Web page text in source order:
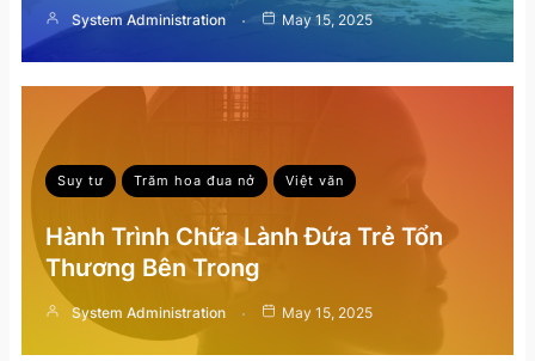
System Administration May 15, 2025
Suy tư Trăm hoa đua nở Việt văn
Hành Trình Chữa Lành Đứa Trẻ Tổn
Thương Bên Trong
System Administration May 15, 2025